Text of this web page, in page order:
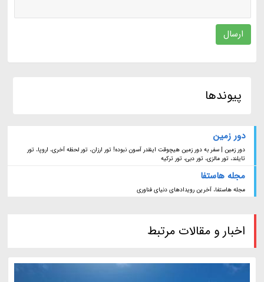
ارسال
پیوندها
دور زمین
دور زمین | سفر به دور زمین هیچوقت اینقدر آسون نبوده! تور ارزان، تور لحظه آخری، اروپا، تور
تایلند، تور مالزی، تور دبی، تور ترکیه
مجله هاستفا
مجله هاستفا، آخرین رویدادهای دنیای فناوری
اخبار و مقالات مرتبط